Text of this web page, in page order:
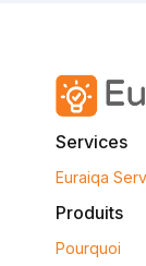
Services
Euraiqa
Produits
Pourquoi